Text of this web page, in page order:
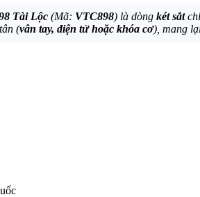
Tài Lộc (Mã: VTC898) là dòng két sắt
(vân tay, điện tử hoặc khóa cơ), mang